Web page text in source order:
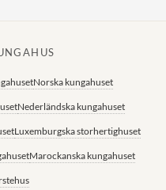
Norska kungahuset
Nederländska kungahuset
Luxemburgska storhertighuset
Marockanska kungahuset